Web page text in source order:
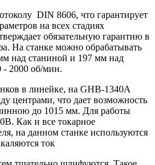
DIN 8606, что гарантирует
на всех стадиях
обязательную гарантию в
На станке можно обрабатывать
над станиной и 197 мм над
- 2000 об/мин.
в линейке, на GHB-1340A
центрами, что дает возможность
до 1015 мм. Для работы
Как и все токарное
на данном станке используются
ток